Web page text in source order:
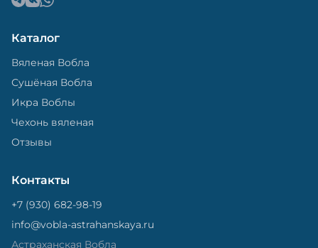
Каталог
Вяленая Вобла
Сушёная Вобла
Икра Воблы
Чехонь вяленая
Отзывы
Контакты
+7 (930) 682-98-19
info@vobla-astrahanskaya.ru
Астраханская Вобла